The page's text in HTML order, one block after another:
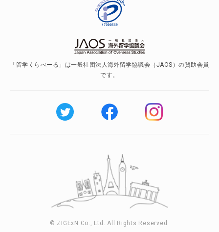
「留学くらべーる」は一般社団法人海外留学協議会（JAOS）の賛助会員
です。
© ZIGExN Co., Ltd. All Rights Reserved.